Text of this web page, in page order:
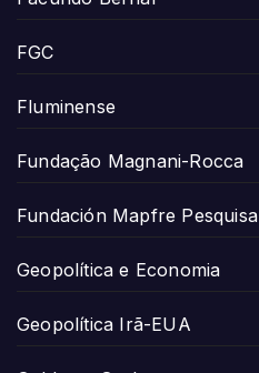
FGC
Fluminense
Fundação Magnani-Rocca
Fundación Mapfre Pesquisa
Geopolítica e Economia
Geopolítica Irã-EUA